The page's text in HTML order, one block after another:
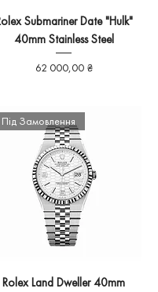
Submariner Date "Hulk"
40mm Stainless Steel
Ціна
62 000,00 ₴
Під Замовлення
Rolex Land Dweller 40mm